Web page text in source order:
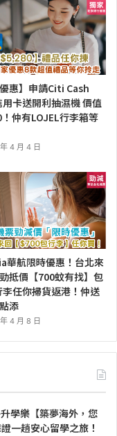
優惠】申請Citi Cash
卡送開利抽濕機 價值
仲有LOJEL行李箱等
4 月 4 日
華航限時優惠！台北來
抵價【700蚊有找】包
任你掃貨返港！仲送
添
4 月 8 日
學樂【築夢海外，您
一趟安心留學之旅！